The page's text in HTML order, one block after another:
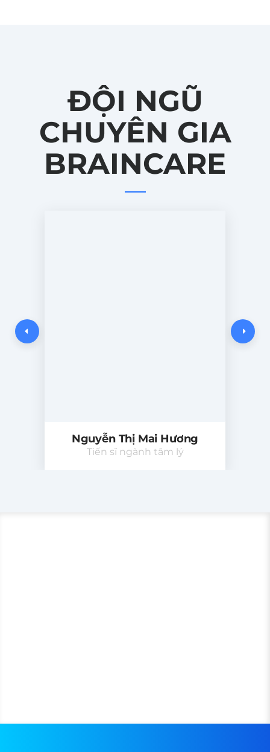
ĐỘI NGŨ
CHUYÊN GIA
BRAINCARE
Nguyễn Thị Mai Hương
Tiến sĩ ngành tâm lý